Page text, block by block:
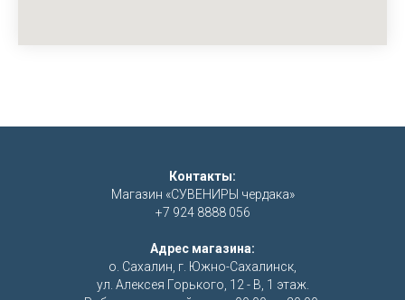
Контакты:
Магазин «СУВЕНИРЫ чердака»
+7 924 8888 056
Адрес магазина:
о. Сахалин, г. Южно-Сахалинск,
ул. Алексея Горького, 12 - В, 1 этаж.